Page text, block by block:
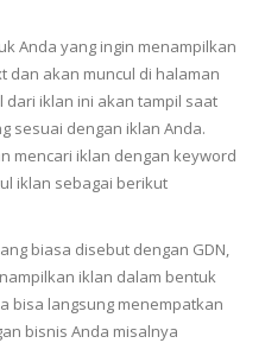
Anda yang ingin menampilkan
dan akan muncul di halaman
dari iklan ini akan tampil saat
sesuai dengan iklan Anda.
mencari iklan dengan keyword
iklan sebagai berikut
biasa disebut dengan GDN,
iklan dalam bentuk
bisa langsung menempatkan
bisnis Anda misalnya